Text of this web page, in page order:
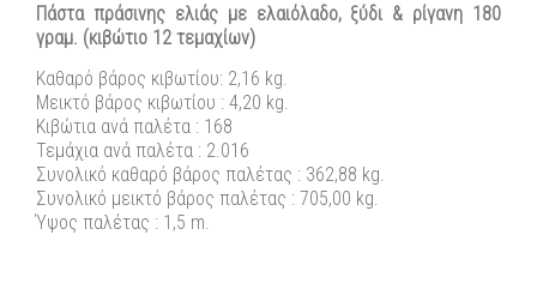
Πάστα πράσινης ελιάς με ελαιόλαδο, ξύδι & ρίγανη 180
γραμ. (κιβώτιο 12 τεμαχίων)
Καθαρό βάρος κιβωτίου: 2,16 kg.
Μεικτό βάρος κιβωτίου : 4,20 kg.
Κιβώτια ανά παλέτα : 168
Τεμάχια ανά παλέτα : 2.016
Συνολικό καθαρό βάρος παλέτας : 362,88 kg.
Συνολικό μεικτό βάρος παλέτας : 705,00 kg.
Ύψος παλέτας : 1,5 m.